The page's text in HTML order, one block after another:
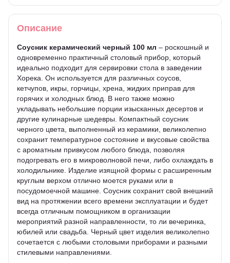
Описание
Соусник керамический черный 100 мл – роскошный и
одновременно практичный столовый прибор, который
идеально подходит для сервировки стола в заведении
Хорека. Он используется для различных соусов,
кетчупов, икры, горчицы, хрена, жидких приправ для
горячих и холодных блюд. В него также можно
укладывать небольшие порции изысканных десертов и
другие кулинарные шедевры. Компактный соусник
черного цвета, выполненный из керамики, великолепно
сохранит температурное состояние и вкусовые свойства
с ароматным привкусом любого блюда, позволяя
подогревать его в микроволновой печи, либо охлаждать в
холодильнике. Изделие изящной формы с расширенным
круглым верхом отлично моется руками или в
посудомоечной машине. Соусник сохранит свой внешний
вид на протяжении всего времени эксплуатации и будет
всегда отличным помощником в организации
мероприятий разной направленности, то ли вечеринка,
юбилей или свадьба. Черный цвет изделия великолепно
сочетается с любыми столовыми приборами и разными
стилевыми направлениями.